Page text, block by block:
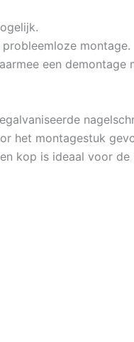
montage.
een demontage
het montagestuk
kop is ideaal voor de